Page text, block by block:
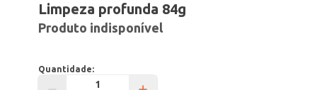
Limpeza profunda 84g
Produto indisponível
Quantidade: